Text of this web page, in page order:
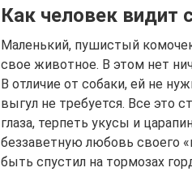
Как человек видит
Маленький, пушистый
свое животное. В этом нет
В отличие от собаки, ей не
выгул не требуется. Все это
глаза, терпеть укусы и
беззаветную любовь своего
быть спустил на тормозах